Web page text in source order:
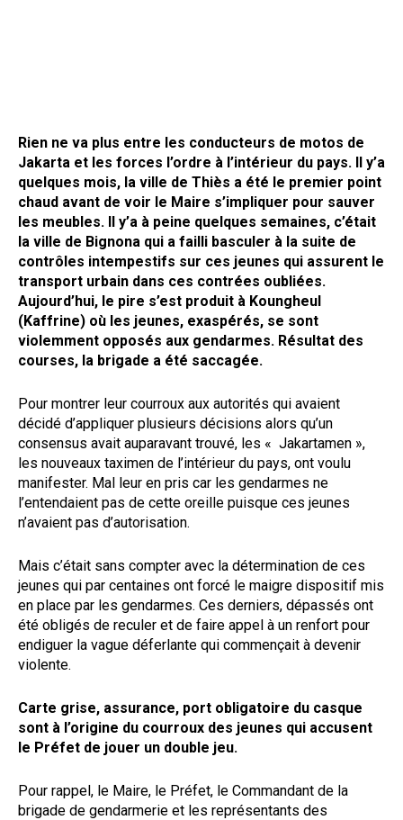
Rien ne va plus entre les conducteurs de motos de
Jakarta et les forces l’ordre à l’intérieur du pays. Il y’a
quelques mois, la ville de Thiès a été le premier point
chaud avant de voir le Maire s’impliquer pour sauver
les meubles. Il y’a à peine quelques semaines, c’était
la ville de Bignona qui a failli basculer à la suite de
contrôles intempestifs sur ces jeunes qui assurent le
transport urbain dans ces contrées oubliées.
Aujourd’hui, le pire s’est produit à Koungheul
(Kaffrine) où les jeunes, exaspérés, se sont
violemment opposés aux gendarmes. Résultat des
courses, la brigade a été saccagée.
Pour montrer leur courroux aux autorités qui avaient
décidé d’appliquer plusieurs décisions alors qu’un
consensus avait auparavant trouvé, les « Jakartamen »,
les nouveaux taximen de l’intérieur du pays, ont voulu
manifester. Mal leur en pris car les gendarmes ne
l’entendaient pas de cette oreille puisque ces jeunes
n’avaient pas d’autorisation.
Mais c’était sans compter avec la détermination de ces
jeunes qui par centaines ont forcé le maigre dispositif mis
en place par les gendarmes. Ces derniers, dépassés ont
été obligés de reculer et de faire appel à un renfort pour
endiguer la vague déferlante qui commençait à devenir
violente.
Carte grise, assurance, port obligatoire du casque
sont à l’origine du courroux des jeunes qui accusent
le Préfet de jouer un double jeu.
Pour rappel, le Maire, le Préfet, le Commandant de la
brigade de gendarmerie et les représentants des